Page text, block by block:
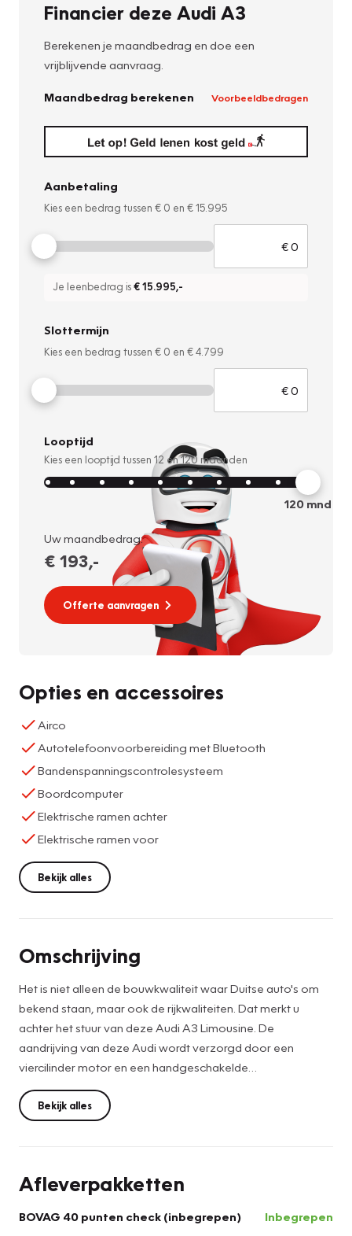
Financier deze Audi A3
Berekenen je maandbedrag en doe een
vrijblijvende aanvraag.
Maandbedrag berekenen Voorbeeldbedragen
Aanbetaling
Kies een bedrag tussen € 0 en € 15.995
Je leenbedrag is€ 15.995,-
Slottermijn
Kies een bedrag tussen € 0 en € 4.799
Looptijd
Kies een looptijd tussen 12 en120 maanden
120mnd
Uw maandbedrag:
€ 193,-
Offerte aanvragen
Opties en accessoires
Airco
Autotelefoonvoorbereiding met Bluetooth
Bandenspanningscontrolesysteem
Boordcomputer
Elektrische ramen achter
Elektrische ramen voor
Bekijk alles
Omschrijving
Het is niet alleen de bouwkwaliteit waar Duitse auto's om
bekend staan, maar ook de rijkwaliteiten. Dat merkt u
achter het stuur van deze Audi A3 Limousine. De
aandrijving van deze Audi wordt verzorgd door een
viercilinder motor en een handgeschakelde
zevenversnellingsbak. Met de krachtige xenonverlichting
rijdt u ontspannen in het donker. Ook is de auto voorzien
van: 16 inch lichtmetalen velgen, warmtewerend glas, in
op pad bent, is de afneembare trekhaak een praktische
Bekijk alles
Afleverpakketten
BOVAG 40 punten check (inbegrepen)
Inbegrepen